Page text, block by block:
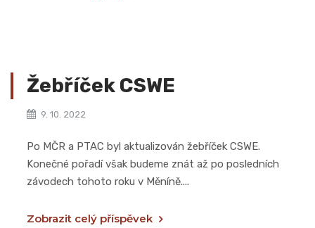
Žebříček CSWE
9. 10. 2022
Po MČR a PTAC byl aktualizován žebříček CSWE.
Konečné pořadí však budeme znát až po posledních
závodech tohoto roku v Měníně....
Zobrazit celý příspěvek